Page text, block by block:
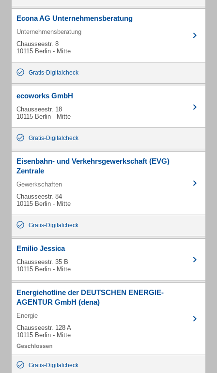
Econa AG Unternehmensberatung
Unternehmensberatung
Chausseestr. 8
10115 Berlin - Mitte
Gratis-Digitalcheck
ecoworks GmbH
Chausseestr. 18
10115 Berlin - Mitte
Gratis-Digitalcheck
Eisenbahn- und Verkehrsgewerkschaft (EVG)
Zentrale
Gewerkschaften
Chausseestr. 84
10115 Berlin - Mitte
Gratis-Digitalcheck
Emilio Jessica
Chausseestr. 35 B
10115 Berlin - Mitte
Energiehotline der DEUTSCHEN ENERGIE-
AGENTUR GmbH (dena)
Energie
Chausseestr. 128 A
10115 Berlin - Mitte
Gratis-Digitalcheck